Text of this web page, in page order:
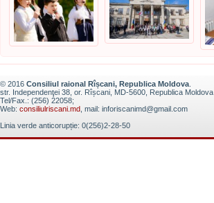
© 2016 Consiliul raional Rîșcani, Republica Moldova
str. Independenţei 38, or. Rîșcani, MD-5600, Republica Moldova
Tel/Fax.: (256) 22058;
Web: consiliulriscani.md , mail: inforiscanimd@gmail.com
Linia verde anticorupție: 0(256)2-28-50